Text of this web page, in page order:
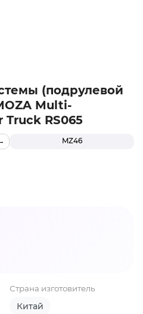
(подрулевой
Multi-
RS065
MZ46
Страна изготовитель
Китай